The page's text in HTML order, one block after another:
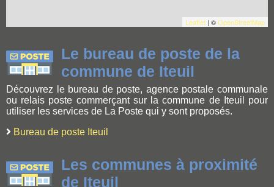
Leaflet | ©OpenStreetMap
Le bureau de poste de la
commune de Iteuil
Découvrez le bureau de poste, agence postale communale
ou relais poste commerçant sur la commune de Iteuil pour
utiliser les services de La Poste qui y sont proposés.
Bureau de poste Iteuil
Les communes à proximité
de Iteuil